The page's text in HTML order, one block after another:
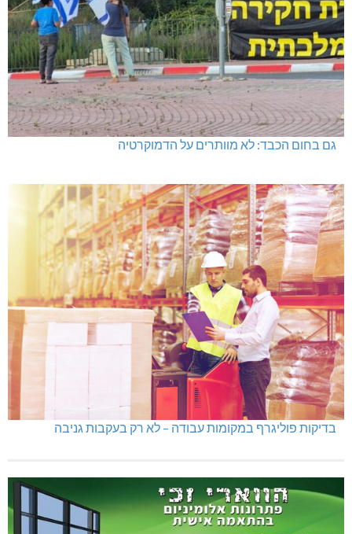
גם בחום הכבד: לא מוותרים על הדמוקרטיה
בדיקות פוליגרף במקומות עבודה – לא רק בעקבות גניבה